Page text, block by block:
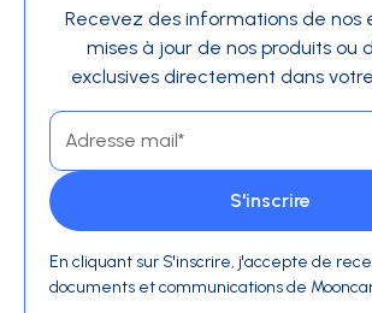
Recevez des informations de nos
mises à jour de nos produits ou
exclusives directement dans
En cliquant sur S'inscrire, j'accepte de
documents et communications de